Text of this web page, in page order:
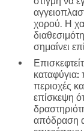
χορού. Η
σημαίνει
καταφύγια:
περιοχές
επίσκεψη
απόδραση